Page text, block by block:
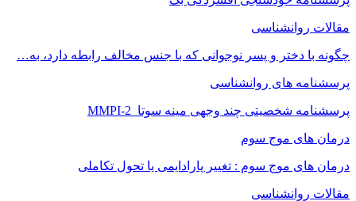
مقالات روانشناسی
چگونه با دختر و پسر نوجوانی که با جنس مخالف رابطه دارد، به…
پرسشنامه های روانشناسی
پرسشنامه شخصیتی چند وجهی مینه سوتا MMPI-2
درمان های موج سوم
درمان های موج سوم : تغییر پارادایمی یا تحول تکاملی
مقالات روانشناسی